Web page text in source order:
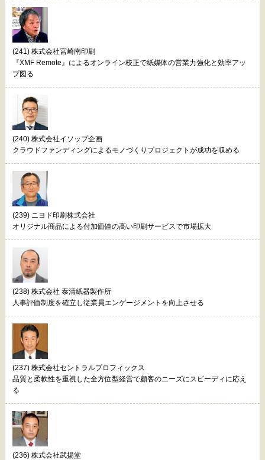
(241) 株式会社宮崎南印刷
『XMF Remote』によるオンライン校正で紙媒体の営業力強化と効率アッ
プ図る
(240) 株式会社イソップ企画
クラウドファンディングによるモノづくりプロジェクトが成功を収める
(239) ニヨド印刷株式会社
オリジナル商品による付加価値の高い印刷サービスで市場拡大
(238) 株式会社 泰清紙器製作所
人事評価制度を確立し従業員エンゲージメントを向上させる
(237) 株式会社セントラルプロフィックス
品質と柔軟性を重視した全方位型経営で顧客のニーズにスピーディに応え
る
(236) 株式会社武揚堂